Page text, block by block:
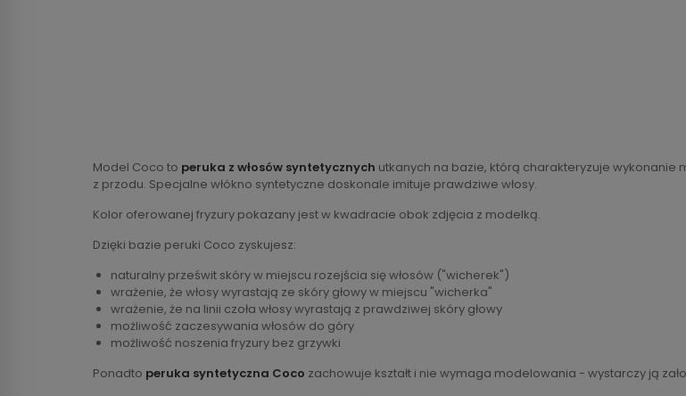
Model Coco to peruka z włosów syntetycznych utkanych na bazie, którą charakteryzuje wykonanie
z przodu. Specjalne włókno syntetyczne doskonale imituje prawdziwe włosy.
Kolor oferowanej fryzury pokazany jest w kwadracie obok zdjęcia z modelką.
Dzięki bazie peruki Coco zyskujesz:
naturalny prześwit skóry w miejscu rozejścia się włosów ("wicherek")
wrażenie, że włosy wyrastają ze skóry głowy w miejscu "wicherka"
wrażenie, że na linii czoła włosy wyrastają z prawdziwej skóry głowy
możliwość zaczesywania włosów do góry
możliwość noszenia fryzury bez grzywki
Ponadto peruka syntetyczna Coco zachowuje kształt i nie wymaga modelowania - wystarczy ją